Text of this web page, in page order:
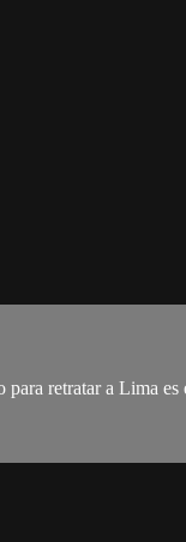
retratar a Lima